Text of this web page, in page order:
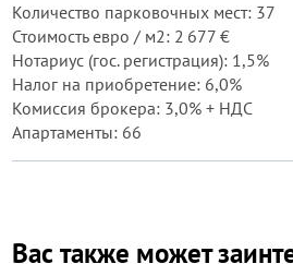
Количество парковочных мест: 37
Стоимость евро / м2: 2 677 €
Нотариус (гос. регистрация): 1,5%
Налог на приобретение: 6,0%
Комиссия брокера: 3,0% + НДС
Апартаменты: 66
Вас также может